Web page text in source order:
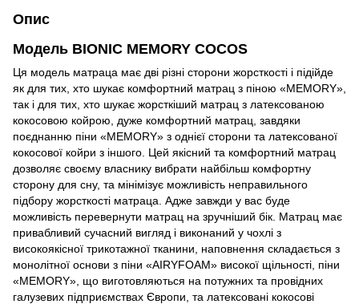
Опис
Модель BIONIC MEMORY COCOS
Ця модель матраца має дві різні сторони жорсткості і підійде
як для тих, хто шукає комфортний матрац з піною «MEMORY»,
так і для тих, хто шукає жорсткіший матрац з латексованою
кокосовою койрою, дуже комфортний матрац, завдяки
поєднанню піни «MEMORY» з однієї сторони та латексованої
кокосової койри з іншого. Цей якісний та комфортний матрац
дозволяє своєму власнику вибрати найбільш комфортну
сторону для сну, та мінімізує можливість неправильного
підбору жорсткості матраца. Адже завжди у вас буде
можливість перевернути матрац на зручніший бік. Матрац має
привабливий сучасний вигляд і виконаний у чохлі з
високоякісної трикотажної тканини, наповнення складається з
монолітної основи з піни «AIRYFOAM» високої щільності, піни
«MEMORY», що виготовляються на потужних та провідних
галузевих підприємствах Європи, та латексовані кокосові